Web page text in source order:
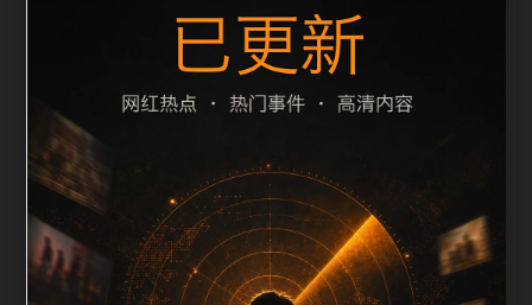
description 长度过滤。如果同一主题下有多个相近页
面，应通过不同角度补充事件背景、访问场景、相关问
题或专题入口，降低站群页面之间的重复感。页面底部
保留同类推荐、上一篇下一篇和 sitemap 入口，保证重
要页面点击深度尽量控制在三次以内。正文维护时可按
用户搜索路径补充三类信息：入口是否稳定、同栏目还
有哪些可继续阅读、移动端打开时图片和摘要是否一
致。每次新增内容后同步检查标题、description、
canonical、主题图、alt、title和推荐链接，确保页面既